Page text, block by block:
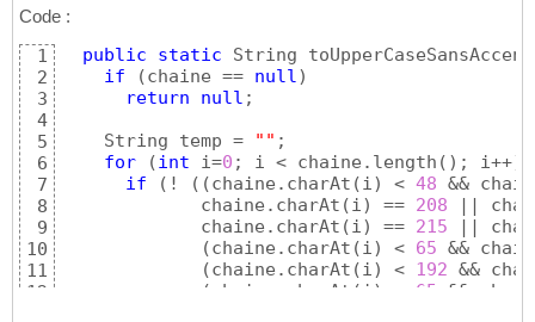
Code :
1
2
3
4
5
6
7
8
9
10
11
12
public static String toUpperCaseSansAccent
if
(chaine == null)
return
null ;
    String temp =
"" ;
for
(int i=0 ; i < chaine.length ( ) ; i++)
if
( ! ( (chaine.charAt (i) < 48 &&
             chaine.charAt
(i) == 208 ||
             chaine.charAt
(i) == 215 ||
(chaine.charAt (i) < 65 &&
(chaine.charAt (i) < 192 &&
(
chaine.charAt ( i ) 65
&&